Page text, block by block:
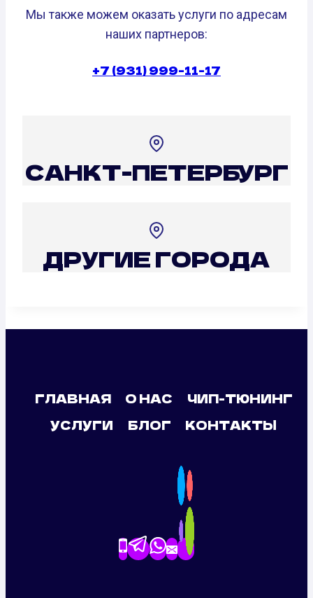
Мы также можем оказать услуги по адресам
наших партнеров:
+7 (931) 999-11-17
САНКТ-ПЕТЕРБУРГ
ДРУГИЕ ГОРОДА
ГЛАВНАЯ О НАС
ЧИП-ТЮНИНГ
УСЛУГИ
БЛОГ КОНТАКТЫ